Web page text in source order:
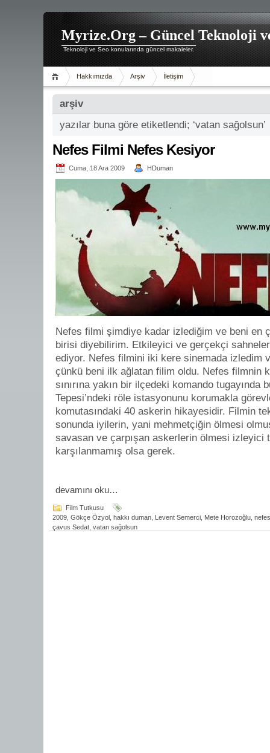
Myrize.Org – Güncel Teknoloji
Teknoloji ve Seo konularında güncel makaleler.
Hakkımızda Arşiv İletişim
arşiv
yazılar buna göre etiketlendi; ‘vatan sağolsun’
Nefes Filmi Nefes Kesiyor
Cuma, 18 Ara 2009 HDuman
Nefes filmi şimdiye kadar izlediğim ve beni en
birisi diyebilirim. Etkileyici ve gerçekçi
ediyor. Nefes filmini iki kere sinemada izledim
çünkü beni ilk ağlatan filim oldu. Nefes filmnin
sınırına yakın bir ilçedeki komando tugayında
Tepesi’ndeki röle istasyonunu korumakla
komutasındaki 40 askerin hikayesidir. Filmin
sonunda iyilerin, yani mehmetçiğin ölmesi
savasan ve çarpışan askerlerin ölmesi izleyici
karşılanmamış olsa gerek.
devamını oku…
Film Tutkusu
2009 Gökçe Özyol hakkı duman Levent Semerci Mete Horozoğlu nefes
çavus Sedat vatan sağolsun